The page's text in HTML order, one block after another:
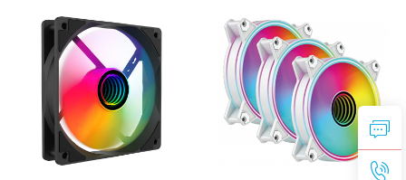
Zincirleme Bağlantıya
Uygun (Daisy-Chain) Fan